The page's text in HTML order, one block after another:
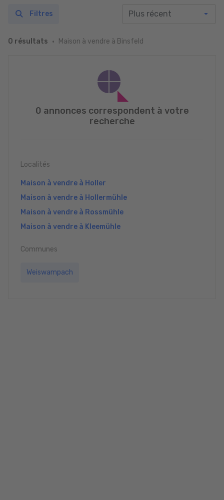
0 résultats Maison à vendre à Binsfeld
Filtres
0 annonces correspondent à votre
recherche
Localités
Maison à vendre à Holler
Maison à vendre à Hollermühle
Maison à vendre à Rossmühle
Maison à vendre à Kleemühle
Communes
Weiswampach